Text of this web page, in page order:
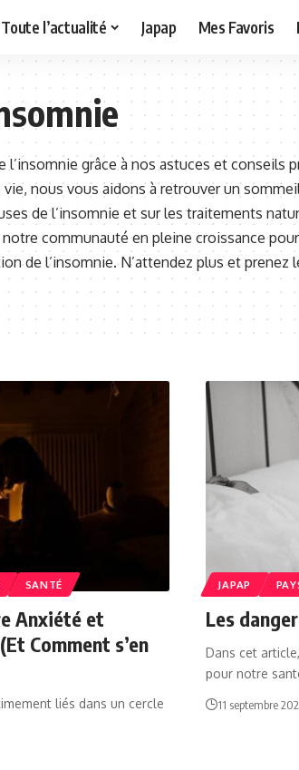
Toute l’actualité Japap Mes Favoris
l’insomnie grâce à nos astuces et conseils
nous vous aidons à retrouver un
de l’insomnie et sur les traitements
communauté en pleine croissance
de l’insomnie. N’attendez plus et prenez
SANTÉ
Anxiété et
Comment s’en
liés dans un cercle
JAPAP
Les
Dans cet
pour notre
11 septembre